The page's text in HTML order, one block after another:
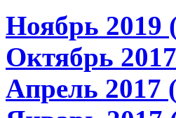
Ноябрь 2019
Октябрь
Апрель 2017